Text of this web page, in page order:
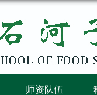
师资队伍